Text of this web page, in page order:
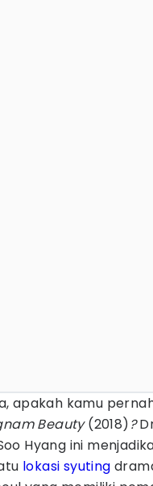
apakah kamu
Beauty(2018)?
Hyang ini
lokasi syuting